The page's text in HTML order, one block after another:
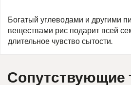
Богатый углеводами и другими
веществами рис подарит всей
длительное чувство сытости.
Сопутствующие